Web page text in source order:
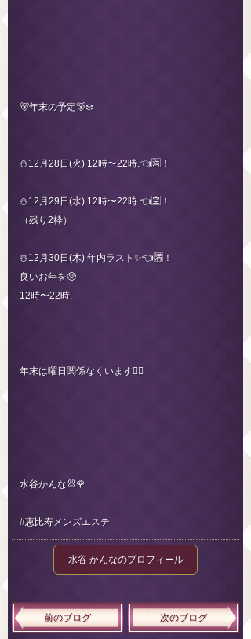
🐻年末の予定🐻‍❄️
⛄️12月28日(火) 12時〜22時.👈🈵！
⛄️12月29日(水) 12時〜22時.👈🈳！
（残り2枠）
☃️12月30日(木) 年内ラスト✨👈🈵！
良いお年を🥺
12時〜22時.
年末は曜日関係なくいます🙇‍♀️
水谷かんな🐰🌹
#恵比寿メンズエステ
水谷 かんなのプロフィール
前のブログ 次のブログ